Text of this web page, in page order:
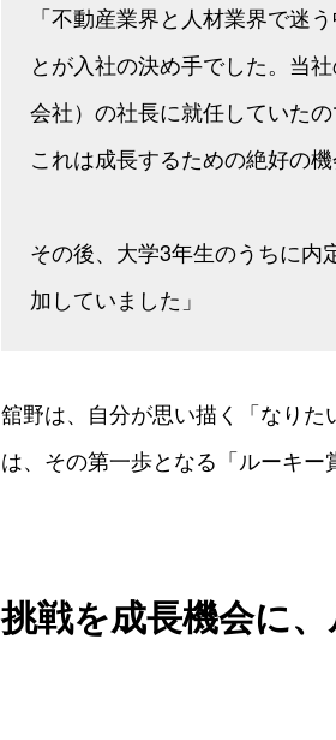
「不動産業界と人材業界で迷
とが入社の決め手でした。当
会社）の社長に就任していた
これは成長するための絶好の
その後、大学3年生のうちに内
加していました」
舘野は、自分が思い描く「なり
は、その第一歩となる「ルーキー
挑戦を成長機会に